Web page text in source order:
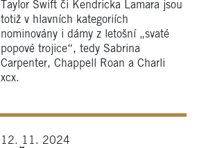
Taylor Swift či Kendricka Lamara jsou
totiž v hlavních kategoriích
nominovány i dámy z letošní „svaté
popové trojice“, tedy Sabrina
Carpenter, Chappell Roan a Charli
xcx.
12. 11. 2024